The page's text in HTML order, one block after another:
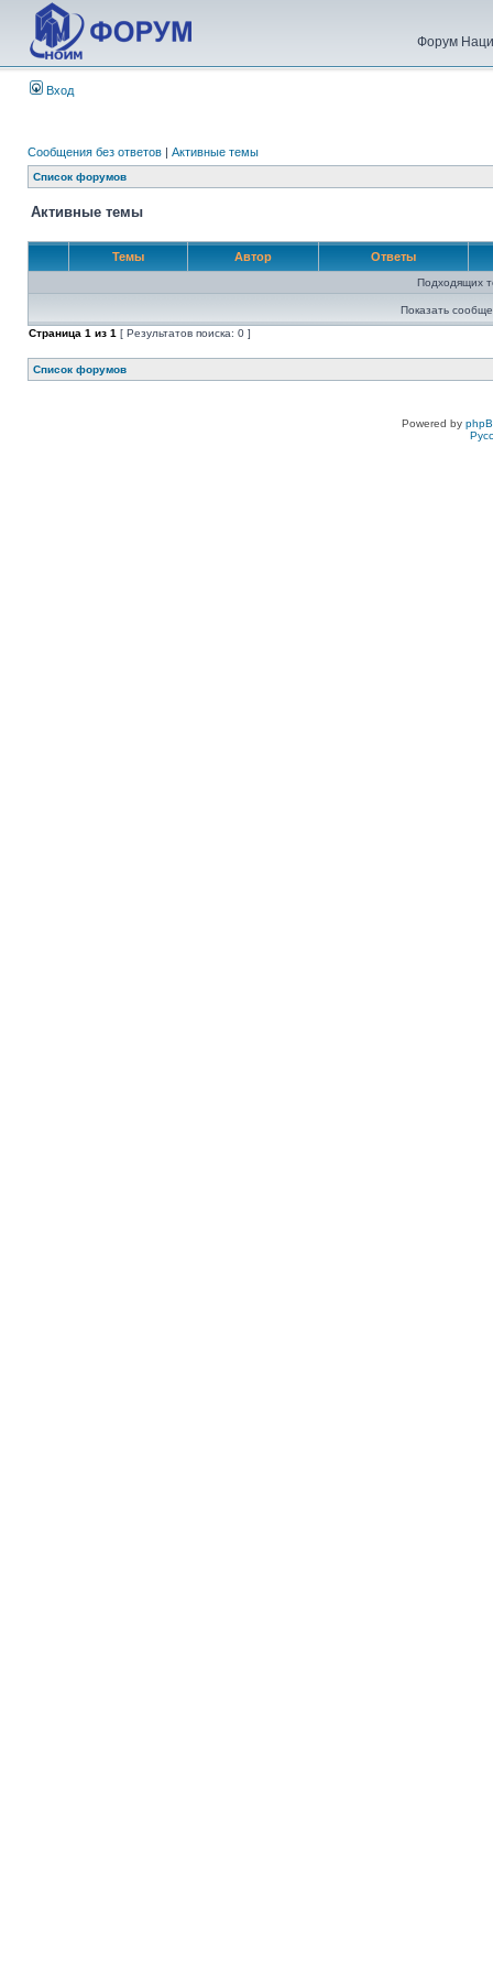
Форум
Вход
Сообщения без ответов | Активные темы
Список форумов
Активные темы
Темы Автор Ответы
Подходящих
Показать
Страница 1 из 1 [ Результатов поиска: 0 ]
Список форумов
Powered by